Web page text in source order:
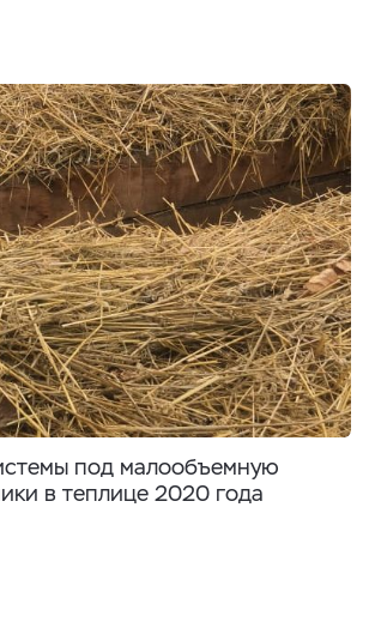
под малообъемную
в теплице 2020 года